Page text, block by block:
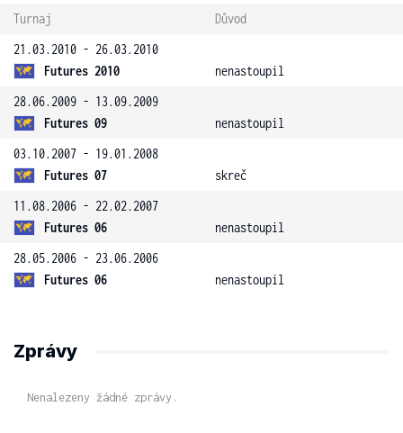
Turnaj
Důvod
21.03.2010 - 26.03.2010
Futures 2010
nenastoupil
28.06.2009 - 13.09.2009
Futures 09
nenastoupil
03.10.2007 - 19.01.2008
Futures 07
skreč
11.08.2006 - 22.02.2007
Futures 06
nenastoupil
28.05.2006 - 23.06.2006
Futures 06
nenastoupil
Zprávy
Nenalezeny žádné zprávy.